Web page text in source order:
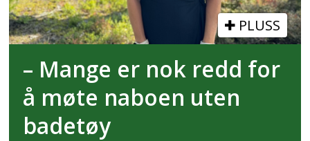
PLUSS
– Mange er nok redd for
å møte naboen uten
badetøy